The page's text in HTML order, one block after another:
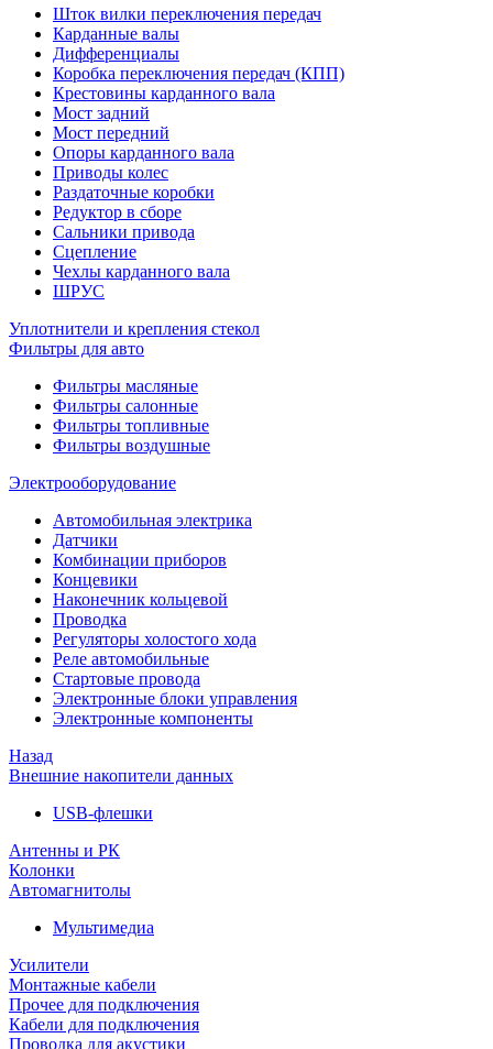
Шток вилки переключения передач
Карданные валы
Дифференциалы
Коробка переключения передач (КПП)
Крестовины карданного вала
Мост задний
Мост передний
Опоры карданного вала
Приводы колес
Раздаточные коробки
Редуктор в сборе
Сальники привода
Сцепление
Чехлы карданного вала
ШРУС
Уплотнители и крепления стекол
Фильтры для авто
Фильтры масляные
Фильтры салонные
Фильтры топливные
Фильтры воздушные
Электрооборудование
Автомобильная электрика
Датчики
Комбинации приборов
Концевики
Наконечник кольцевой
Проводка
Регуляторы холостого хода
Реле автомобильные
Стартовые провода
Электронные блоки управления
Электронные компоненты
Назад
Внешние накопители данных
USB-флешки
Антенны и РК
Колонки
Автомагнитолы
Мультимедиа
Усилители
Монтажные кабели
Прочее для подключения
Кабели для подключения
Проводка для акустики